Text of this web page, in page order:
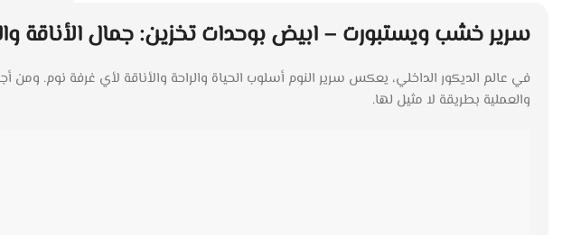
سرير خشب ويستبورت – ابيض بوحدات تخزين: جمال الأناقة
في عالم الديكور الداخلي، يعكس سرير النوم أسلوب الحياة والراحة والأناقة لأي غرفة نوم.
والعملية بطريقة لا مثيل لها.